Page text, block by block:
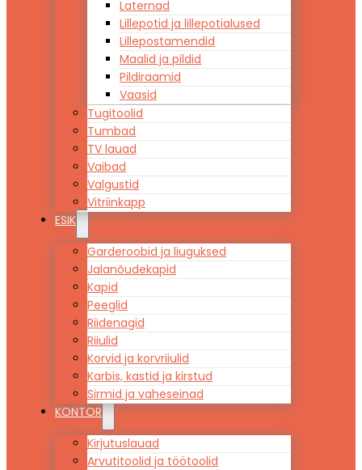
Laternad
Lillepotid ja lillepotialused
Lillepostamendid
Maalid ja pildid
Pildiraamid
Vaasid
Tugitoolid
Tumbad
TV lauad
Vaibad
Valgustid
Vitriinkapp
ESIK
Garderoobid ja liuguksed
Jalanõudekapid
Kapid
Peeglid
Riidenagid
Riiulid
Korvid ja korvriiulid
Karbis, kastid ja kirstud
Sirmid ja vaheseinad
KONTOR
Kirjutuslauad
Arvutitoolid ja töötoolid